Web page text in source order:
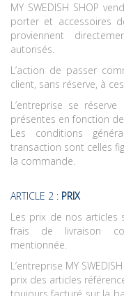
MY SWEDISH SHOP
porter et accessoires
proviennent
autorisés.
L’action de passer
client, sans réserve, à
L’entreprise se
présentes en fonction
Les conditions
transaction sont celles
la commande.
ARTICLE 2 : PRIX
Les prix de nos
frais de livraison
mentionnée.
L’entreprise MY
prix des articles